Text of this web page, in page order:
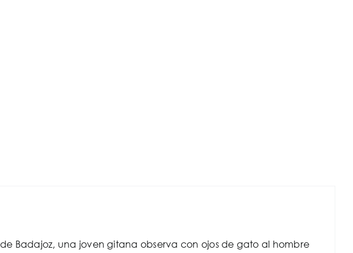
Badajoz, una joven gitana observa con ojos de gato al hombre